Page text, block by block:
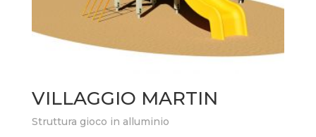
VILLAGGIO MARTIN
Struttura gioco in alluminio